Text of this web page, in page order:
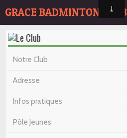
GRACE BADMINTON CLUB
Page d'accueil
Agenda
Notre Club
Adresse
Infos pratiques
Pôle Jeunes